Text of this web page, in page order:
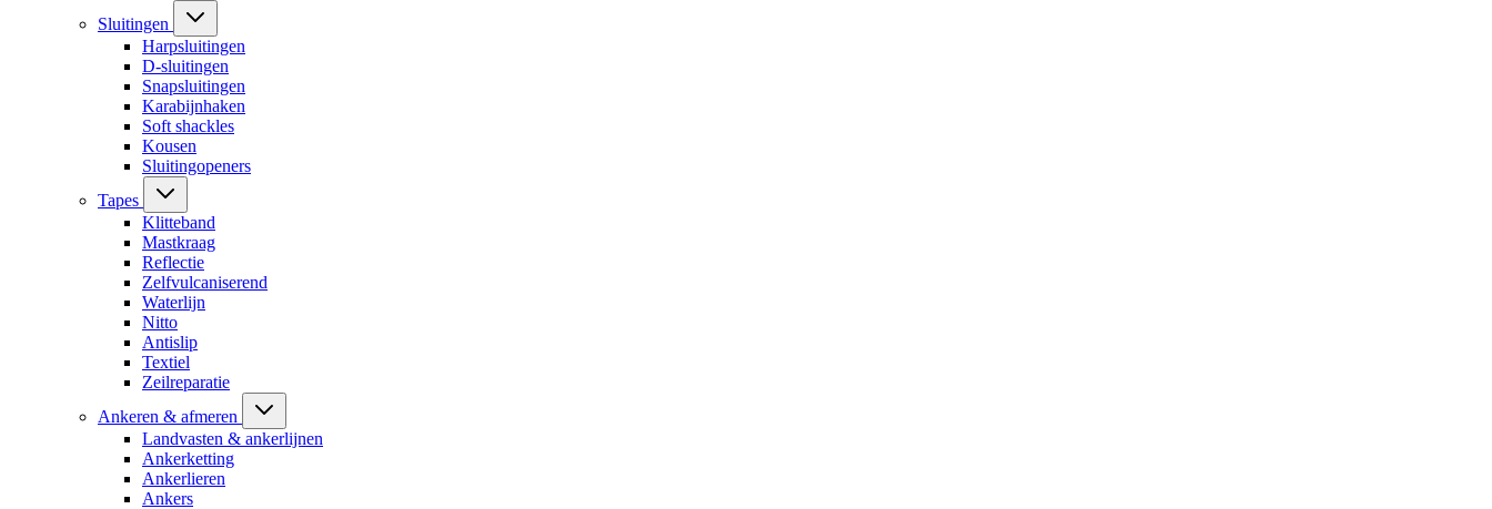
Sluitingen
Harpsluitingen
D-sluitingen
Snapsluitingen
Karabijnhaken
Soft shackles
Kousen
Sluitingopeners
Tapes
Klitteband
Mastkraag
Reflectie
Zelfvulcaniserend
Waterlijn
Nitto
Antislip
Textiel
Zeilreparatie
Ankeren & afmeren
Landvasten & ankerlijnen
Ankerketting
Ankerlieren
Ankers